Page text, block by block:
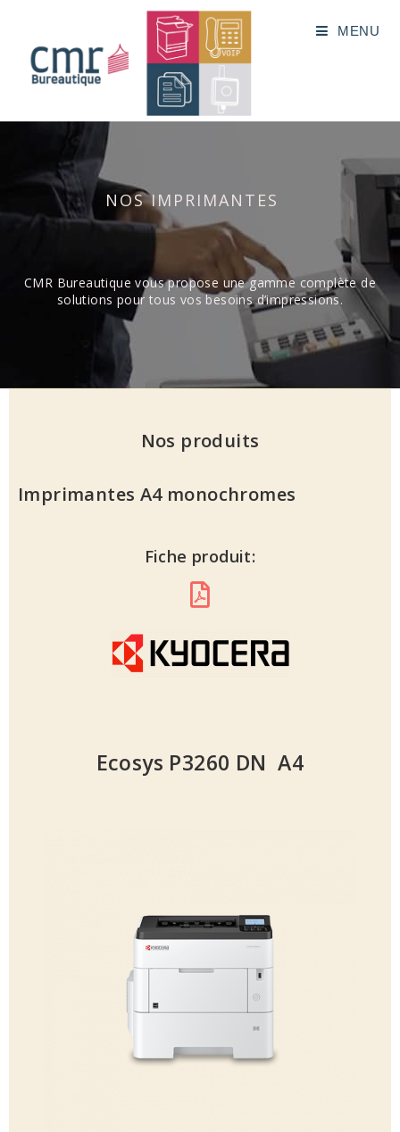
MENU
NOS IMPRIMANTES
CMR Bureautique vous propose une gamme complète de
solutions pour tous vos besoins d’impressions.
Nos produits
Imprimantes A4 monochromes
Fiche produit:
Ecosys P3260 DN A4